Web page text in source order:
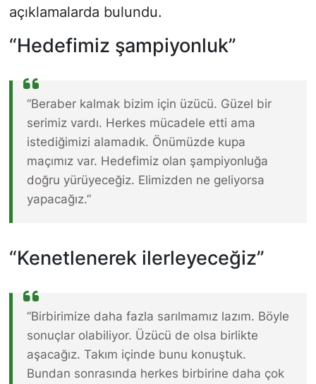
açıklamalarda bulundu.
“Hedefimiz şampiyonluk”
“Beraber kalmak bizim için üzücü. Güzel bir
serimiz vardı. Herkes mücadele etti ama
istediğimizi alamadık. Önümüzde kupa
maçımız var. Hedefimiz olan şampiyonluğa
doğru yürüyeceğiz. Elimizden ne geliyorsa
yapacağız.”
“Kenetlenerek ilerleyeceğiz”
“Birbirimize daha fazla sarılmamız lazım. Böyle
sonuçlar olabiliyor. Üzücü de olsa birlikte
aşacağız. Takım içinde bunu konuştuk.
Bundan sonrasında herkes birbirine daha çok